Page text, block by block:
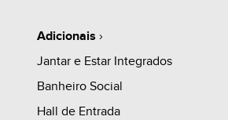
Adicionais ›
Jantar e Estar Integrados
Banheiro Social
Hall de Entrada